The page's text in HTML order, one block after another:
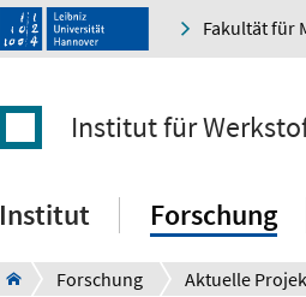
Fakultät für
Institut für
Institut Forschung
Forschung Aktuelle